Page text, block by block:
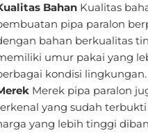
Bahan Kualitas
pipa paralon
bahan berkualitas
umur pakai yang
kondisi lingkungan.
Merek pipa paralon
yang sudah
yang lebih tinggi